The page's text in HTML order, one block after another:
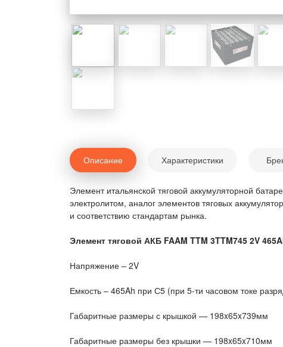
Описание Характеристики
Элемент итальянской тяговой аккумуляторной
электролитом, аналог элементов тяговых
и соответствию стандартам рынка.
Элемент тяговой АКБ FAAM TTM 3TTM745 2V
Напряжение – 2V
Емкость – 465Ah при С5 (при 5-ти часовом токе
Габаритные размеры с крышкой — 198x65x739мм
Габаритные размеры без крышки — 198x65x710мм